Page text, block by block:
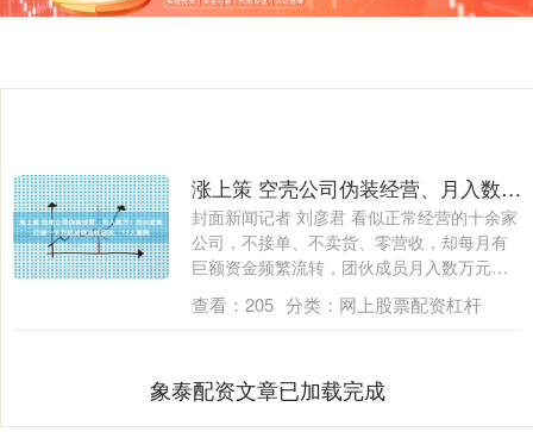
涨上策 空壳公司伪装经营、月入数万！四川武胜打掉一千万级跨境洗钱团伙，17人落网
封面新闻记者 刘彦君 看似正常经营的十余家
公司，不接单、不卖货、零营收，却每月有
巨额资金频繁流转，团伙成员月入数万元。
这....
查看： 205 分类： 网上股票配资杠杆
象泰配资文章已加载完成